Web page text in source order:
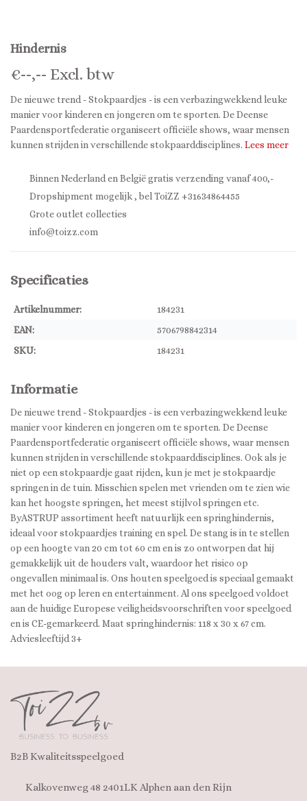
Hindernis
€--,-- Excl. btw
De nieuwe trend - Stokpaardjes - is een verbazingwekkend leuke
manier voor kinderen en jongeren om te sporten. De Deense
Paardensportfederatie organiseert officiële shows, waar mensen
kunnen strijden in verschillende stokpaarddisciplines. Lees meer
Binnen Nederland en België gratis verzending vanaf 400,-
Dropshipment mogelijk , bel ToiZZ +31634864455
Grote outlet collecties
info@toizz.com
Specificaties
Artikelnummer:
184231
EAN:
5706798842314
SKU:
184231
Informatie
De nieuwe trend - Stokpaardjes - is een verbazingwekkend leuke
manier voor kinderen en jongeren om te sporten. De Deense
Paardensportfederatie organiseert officiële shows, waar mensen
kunnen strijden in verschillende stokpaarddisciplines. Ook als je
niet op een stokpaardje gaat rijden, kun je met je stokpaardje
springen in de tuin. Misschien spelen met vrienden om te zien wie
kan het hoogste springen, het meest stijlvol springen etc.
ByASTRUP assortiment heeft natuurlijk een springhindernis,
ideaal voor stokpaardjes training en spel. De stang is in te stellen
op een hoogte van 20 cm tot 60 cm en is zo ontworpen dat hij
gemakkelijk uit de houders valt, waardoor het risico op
ongevallen minimaal is. Ons houten speelgoed is speciaal gemaakt
met het oog op leren en entertainment. Al ons speelgoed voldoet
aan de huidige Europese veiligheidsvoorschriften voor speelgoed
en is CE-gemarkeerd. Maat springhindernis: 118 x 30 x 67 cm.
Adviesleeftijd 3+
B2B Kwaliteitsspeelgoed
Kalkovenweg 48 2401LK Alphen aan den Rijn